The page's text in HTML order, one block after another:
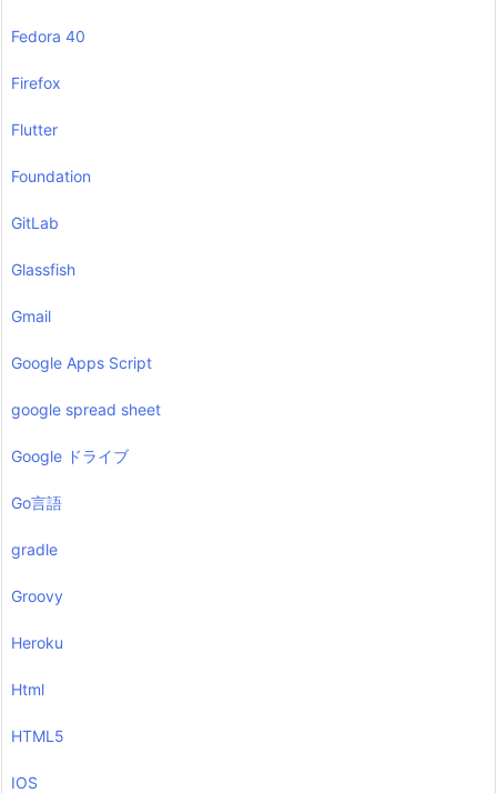
Fedora 40
Firefox
Flutter
Foundation
GitLab
Glassfish
Gmail
Google Apps Script
google spread sheet
Google ドライブ
Go言語
gradle
Groovy
Heroku
Html
HTML5
IOS